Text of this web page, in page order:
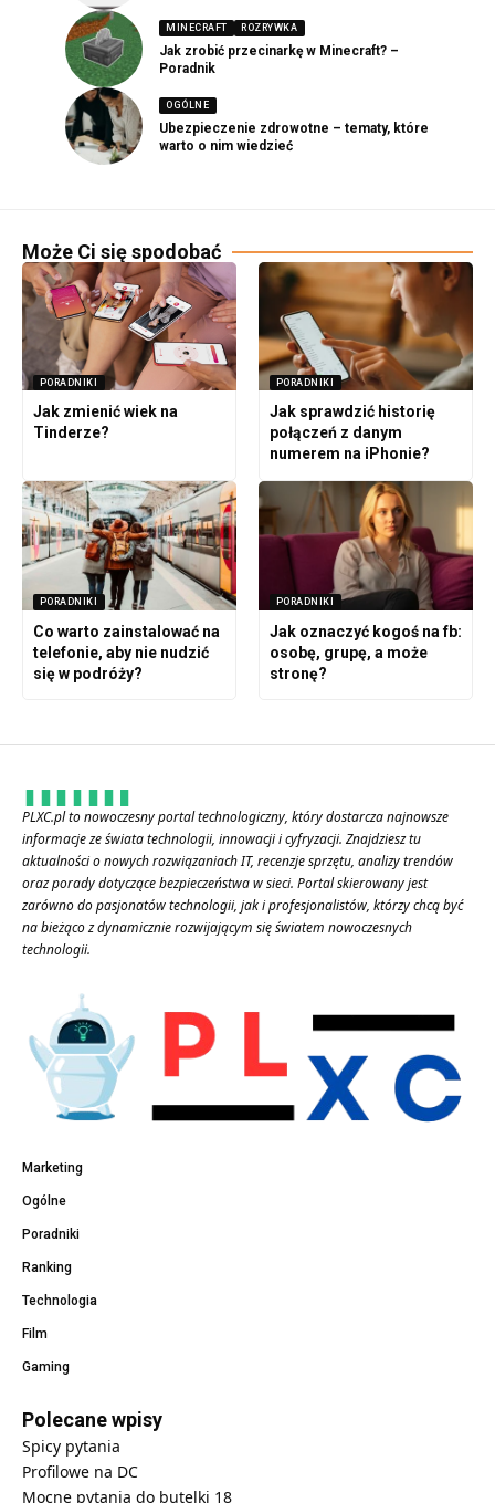
MINECRAFT ROZRYWKA
Jak zrobić przecinarkę w Minecraft? –
Poradnik
OGÓLNE
Ubezpieczenie zdrowotne – tematy, które
warto o nim wiedzieć
Może Ci się spodobać
PORADNIKI
Jak zmienić wiek na
Tinderze?
PORADNIKI
Jak sprawdzić historię
połączeń z danym
numerem na iPhonie?
PORADNIKI
Co warto zainstalować na
telefonie, aby nie nudzić
się w podróży?
PORADNIKI
Jak oznaczyć kogoś na fb:
osobę, grupę, a może
stronę?
PLXC.pl to nowoczesny portal technologiczny, który dostarcza najnowsze
informacje ze świata technologii, innowacji i cyfryzacji. Znajdziesz tu
aktualności o nowych rozwiązaniach IT, recenzje sprzętu, analizy trendów
oraz porady dotyczące bezpieczeństwa w sieci. Portal skierowany jest
zarówno do pasjonatów technologii, jak i profesjonalistów, którzy chcą być
na bieżąco z dynamicznie rozwijającym się światem nowoczesnych
technologii.
Marketing
Ogólne
Poradniki
Ranking
Technologia
Film
Gaming
Polecane wpisy
Spicy pytania
Profilowe na DC
Mocne pytania do butelki 18